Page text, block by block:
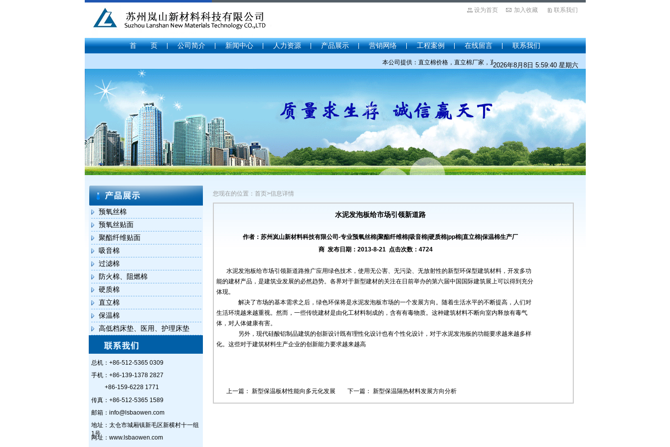
设为首页 加入收藏 联系我们
首 页 公司简介 新闻中心 人力资源 产品展示 营销网络 工程案例 在线留言 联系我们
本公司提供：直立棉价格，直立棉厂家，直立棉批发，硬质棉价格，硬质棉厂家，硬质棉批发，PP棉价格
2026年8月8日 5:59:40 星期六
预氧丝棉
预氧丝贴面
聚酯纤维贴面
吸音棉
过滤棉
防火棉、阻燃棉
硬质棉
直立棉
保温棉
高低档床垫、医用、护理床垫
总机：+86-512-5365 0309
手机：+86-139-1378 2827
+86-159-6228 1771
传真：+86-512-5365 1589
邮箱：info@lsbaowen.com
地址：太仓市城厢镇新毛区新横村十一组
1号
网址：www.lsbaowen.com
您现在的位置：首页>信息详情
水泥发泡板给市场引领新道路
作者：苏州岚山新材料科技有限公司-专业预氧丝棉|聚酯纤维棉|吸音棉|硬质棉|pp棉|直立棉|保温棉生产厂
商 发布日期：2013-8-21 点击次数：4724
水泥发泡板给市场引领新道路推广应用绿色技术，使用无公害、无污染、无放射性的新型环保型建筑材料，开发多功
能的建材产品，是建筑业发展的必然趋势。各界对于新型建材的关注在日前举办的第六届中国国际建筑展上可以得到充分
体现。
解决了市场的基本需求之后，绿色环保将是水泥发泡板市场的一个发展方向。随着生活水平的不断提高，人们对
生活环境越来越重视。然而，一些传统建材是由化工材料制成的，含有有毒物质。这种建筑材料不断向室内释放有毒气
体，对人体健康有害。
另外，现代硅酸铝制品建筑的创新设计既有理性化设计也有个性化设计，对于水泥发泡板的功能要求越来越多样
化。这些对于建筑材料生产企业的创新能力要求越来越高
上一篇： 新型保温板材性能向多元化发展 下一篇： 新型保温隔热材料发展方向分析